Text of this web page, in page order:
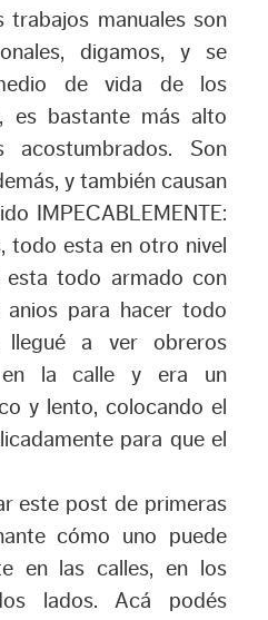
trabajos manuales son
digamos, y se
de vida de los
es bastante más alto
Son
y también causan
IMPECABLEMENTE:
todo esta en otro nivel
esta todo armado con
para hacer todo
llegué a ver obreros
en la calle y era un
y lento, colocando el
para que el
este post de primeras
cómo uno puede
en las calles, en los
lados. Acá podés